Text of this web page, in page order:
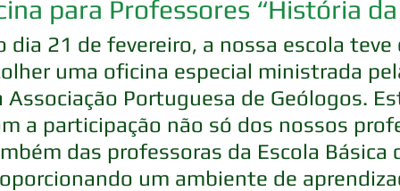
para Professores “História
dia 21 de fevereiro, a nossa escola
uma oficina especial ministrada
Associação Portuguesa de Geólogos.
a participação não só dos nossos
das professoras da Escola Básica
um ambiente de